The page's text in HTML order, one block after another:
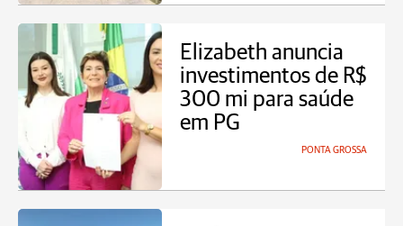
Elizabeth anuncia
investimentos de R$
300 mi para saúde
em PG
PONTA GROSSA